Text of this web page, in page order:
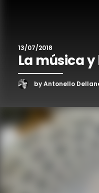
13/07/2018
La música
by Antonello